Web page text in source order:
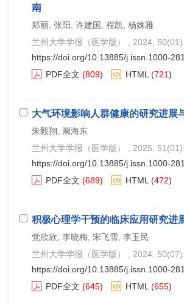
南
郑丽, 张阳, 许建国, 程凯, 杨姝雅
兰州大学学报（医学版）
, 2024,
https://doi.org/10.13885/j.issn.1000-
PDF全文 (809) HTML (721)
大气环境影响人群健康的研究进展
朱毅翔, 阚海东
兰州大学学报（医学版）
, 2025,
https://doi.org/10.13885/j.issn.1000-
PDF全文 (689) HTML (472)
积极心理学干预的临床应用研究进
党欣欣, 李晓梅, 宋飞雪, 李玉民
兰州大学学报（医学版）
, 2024,
https://doi.org/10.13885/j.issn.1000-
PDF全文 (645) HTML (655)